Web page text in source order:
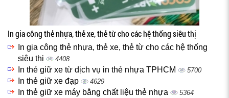
In gia công thẻ nhựa, thẻ xe, thẻ từ cho các hệ thống siêu thị
In gia công thẻ nhựa, thẻ xe, thẻ từ cho các hệ thống
siêu thị
4408
In thẻ giữ xe từ dịch vụ in thẻ nhựa TPHCM 5700
In thẻ giữ xe đạp 4629
In thẻ giữ xe máy bằng chất liệu thẻ nhựa 5364